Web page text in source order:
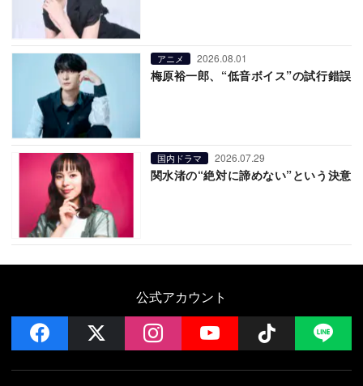
アニメ 2026.08.01
梅原裕一郎、“低音ボイス”の試行錯誤
国内ドラマ 2026.07.29
関水渚の“絶対に諦めない”という決意
公式アカウント
facebook instagramYouTube Follow